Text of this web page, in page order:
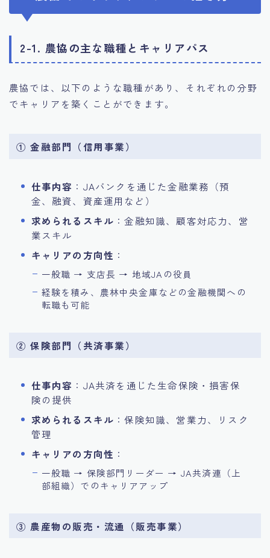
2-1. 農協の主な職種とキャリアパス
農協では、以下のような職種があり、それぞれの分野
でキャリアを築くことができます。
① 金融部門（信用事業）
仕事内容 ：JAバンクを通じた金融業務（預
金、融資、資産運用など）
求められるスキル ：金融知識、顧客対応力、営
業スキル
キャリアの方向性 ：
一般職 → 支店長 → 地域JAの役員
経験を積み、農林中央金庫などの金融機関への
転職も可能
② 保険部門（共済事業）
仕事内容 ：JA共済を通じた生命保険・損害保
険の提供
求められるスキル ：保険知識、営業力、リスク
管理
キャリアの方向性 ：
一般職 → 保険部門リーダー → JA共済連（上
部組織）でのキャリアアップ
③ 農産物の販売・流通（販売事業）